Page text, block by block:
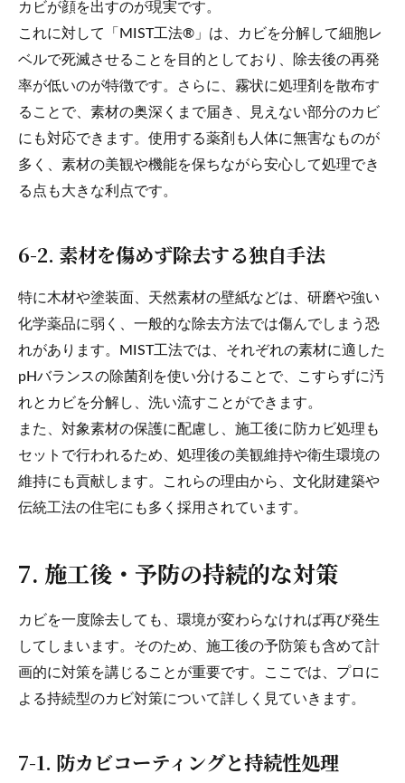
カビが顔を出すのが現実です。
これに対して「MIST工法®」は、カビを分解して細胞レ
ベルで死滅させることを目的としており、除去後の再発
率が低いのが特徴です。さらに、霧状に処理剤を散布す
ることで、素材の奥深くまで届き、見えない部分のカビ
にも対応できます。使用する薬剤も人体に無害なものが
多く、素材の美観や機能を保ちながら安心して処理でき
る点も大きな利点です。
6-2. 素材を傷めず除去する独自手法
特に木材や塗装面、天然素材の壁紙などは、研磨や強い
化学薬品に弱く、一般的な除去方法では傷んでしまう恐
れがあります。MIST工法では、それぞれの素材に適した
pHバランスの除菌剤を使い分けることで、こすらずに汚
れとカビを分解し、洗い流すことができます。
また、対象素材の保護に配慮し、施工後に防カビ処理も
セットで行われるため、処理後の美観維持や衛生環境の
維持にも貢献します。これらの理由から、文化財建築や
伝統工法の住宅にも多く採用されています。
7. 施工後・予防の持続的な対策
カビを一度除去しても、環境が変わらなければ再び発生
してしまいます。そのため、施工後の予防策も含めて計
画的に対策を講じることが重要です。ここでは、プロに
よる持続型のカビ対策について詳しく見ていきます。
7-1. 防カビコーティングと持続性処理